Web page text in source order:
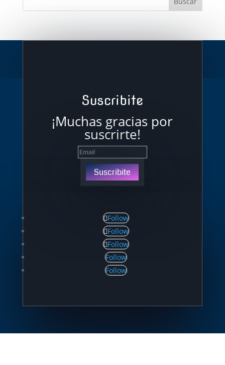
Suscribite
¡Muchas gracias por
suscrirte!
Suscribite
Follow
Follow
Follow
Follow
Follow